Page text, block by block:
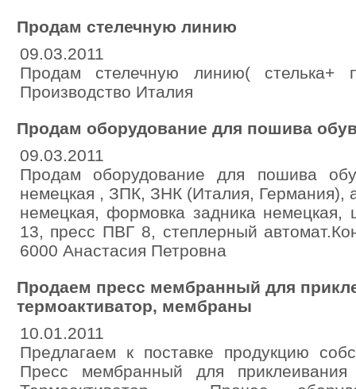
Продам стелечную линию
09.03.2011
Продам стелечную линию( стелька+
Производство Италия
Продам оборудование для пошива
09.03.2011
Продам оборудование для пошива
немецкая , ЗПК, ЗНК (Италия, Германия),
немецкая, формовка задника
13, пресс ПВГ 8, степлерный
6000 Анастасия Петровна
Продаем пресс мембранный для
термоактиватор, мембраны
10.01.2011
Предлагаем к поставке продукцию
Пресс мембранный для